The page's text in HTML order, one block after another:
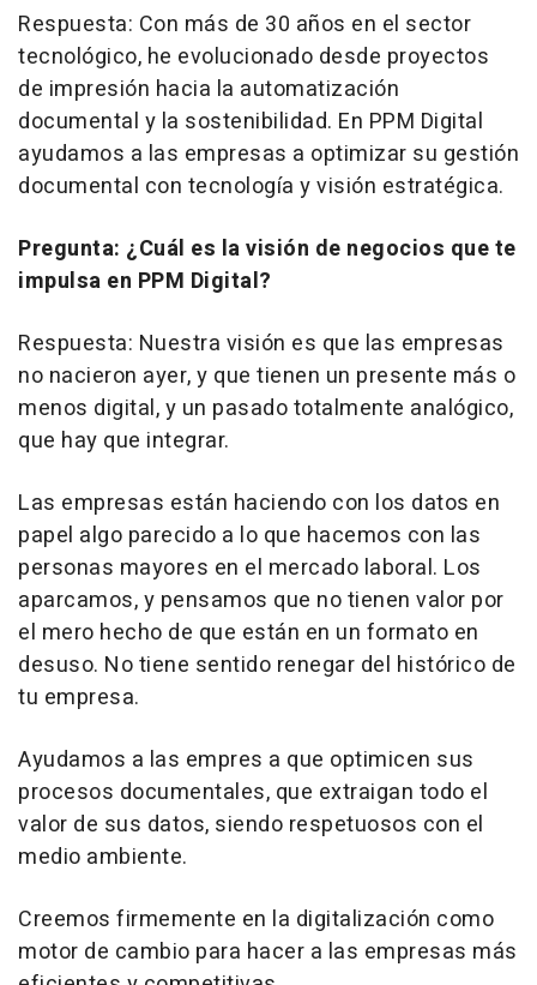
Respuesta: Con más de 30 años en el sector
tecnológico, he evolucionado desde proyectos
de impresión hacia la automatización
documental y la sostenibilidad. En PPM Digital
ayudamos a las empresas a optimizar su gestión
documental con tecnología y visión estratégica.
Pregunta: ¿Cuál es la visión de negocios que te
impulsa en PPM Digital?
Respuesta: Nuestra visión es que las empresas
no nacieron ayer, y que tienen un presente más o
menos digital, y un pasado totalmente analógico,
que hay que integrar.
Las empresas están haciendo con los datos en
papel algo parecido a lo que hacemos con las
personas mayores en el mercado laboral. Los
aparcamos, y pensamos que no tienen valor por
el mero hecho de que están en un formato en
desuso. No tiene sentido renegar del histórico de
tu empresa.
Ayudamos a las empres a que optimicen sus
procesos documentales, que extraigan todo el
valor de sus datos, siendo respetuosos con el
medio ambiente.
Creemos firmemente en la digitalización como
motor de cambio para hacer a las empresas más